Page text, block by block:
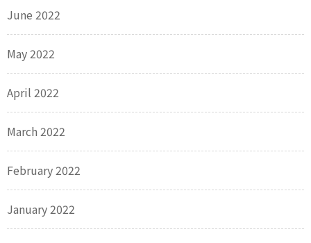
June 2022
May 2022
April 2022
March 2022
February 2022
January 2022